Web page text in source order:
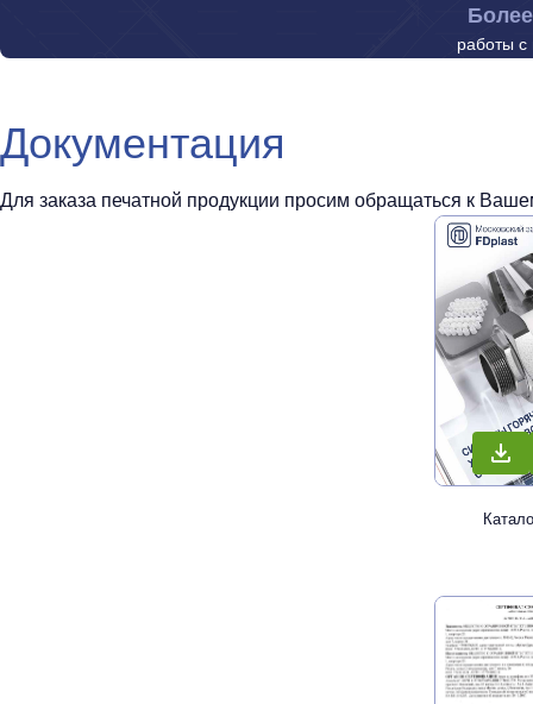
работы с
Документация
Для заказа печатной продукции просим обращаться к